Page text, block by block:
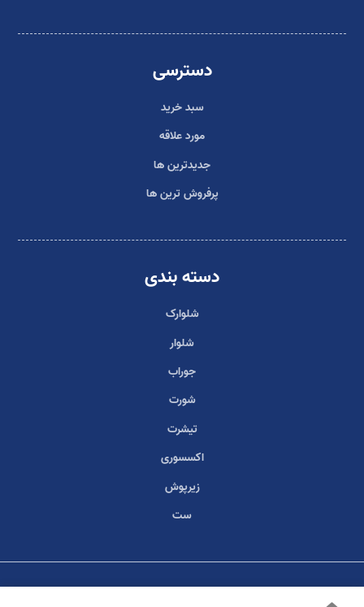
دسترسی
سبد خرید
مورد علاقه
جدیدترین ها
پرفروش ترین ها
دسته بندی
شلوارک
شلوار
جوراب
شورت
تیشرت
اکسسوری
زیرپوش
ست